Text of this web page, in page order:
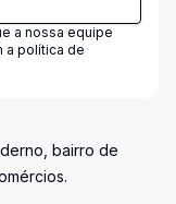
a nossa equipe
a política de
bairro de